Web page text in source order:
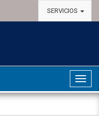
SERVICIOS